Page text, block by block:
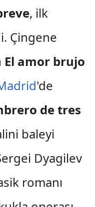
, ilk
Çingene
El amor brujo
'de
de tres
baleyi
Dyagilev
romanı